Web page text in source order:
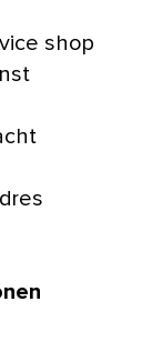
shop